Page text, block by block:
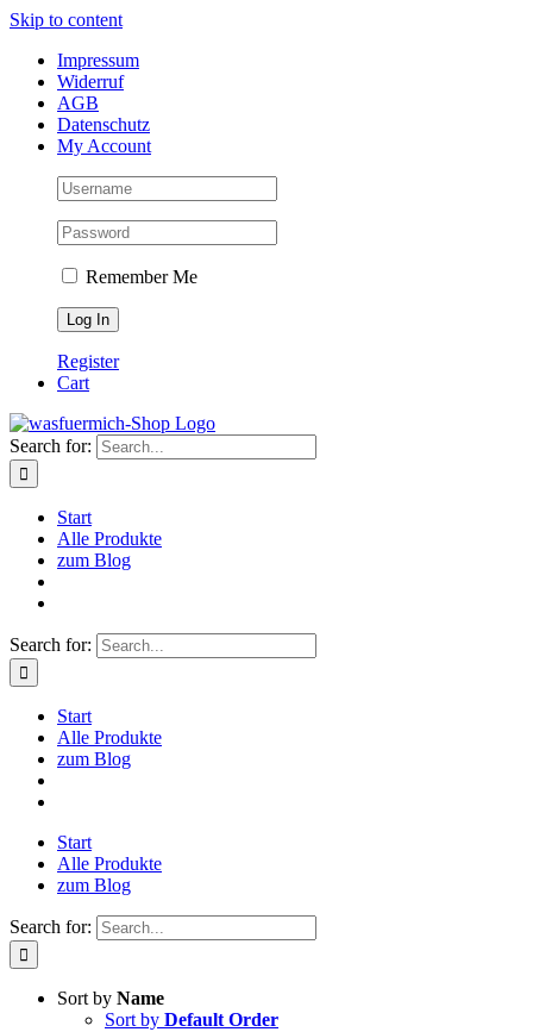
Skip to content
Impressum
Widerruf
AGB
Datenschutz
My Account
Remember Me
Register
Cart
Search for:
Start
Alle Produkte
zum Blog
Search for:
Start
Alle Produkte
zum Blog
Start
Alle Produkte
zum Blog
Search for:
Sort by Name
Sort by Default Order